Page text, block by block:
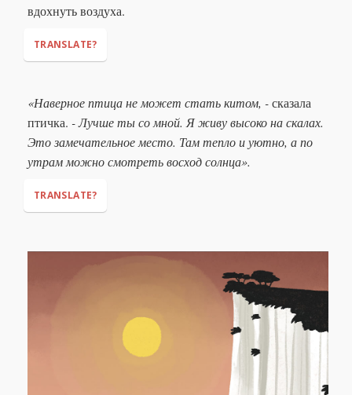
вдохнуть воздуха.
TRANSLATE?
«Наверное птица не может стать китом, -сказала
птичка. - Лучше ты со мной. Я живу высоко на скалах.
Это замечательное место. Там тепло и уютно, а по
утрам можно смотреть восход солнца».
TRANSLATE?
"It's better (that) you come with me. I live up high on the
cliffs. It is a wonderful place. It's warm and cosy there, and in
the mornings one can watch the sunrise."